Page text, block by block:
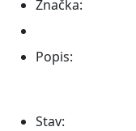
Značka:
Popis:
Stav: